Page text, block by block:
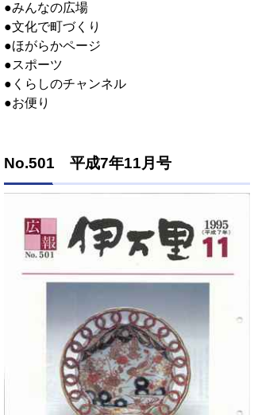
●みんなの広場
●文化で町づくり
●ほがらかページ
●スポーツ
●くらしのチャンネル
●お便り
No.501 平成7年11月号